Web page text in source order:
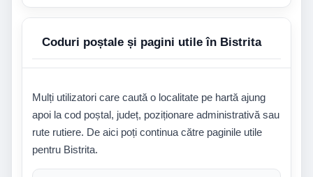
Coduri poștale și pagini utile în Bistrita
Mulți utilizatori care caută o localitate pe hartă ajung
apoi la cod poștal, județ, poziționare administrativă sau
rute rutiere. De aici poți continua către paginile utile
pentru Bistrita.